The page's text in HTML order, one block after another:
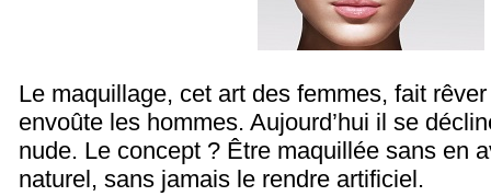
Le maquillage, cet art des femmes, fait
envoûte les hommes. Aujourd’hui il se
nude. Le concept ? Être maquillée sans en
naturel, sans jamais le rendre artificiel.